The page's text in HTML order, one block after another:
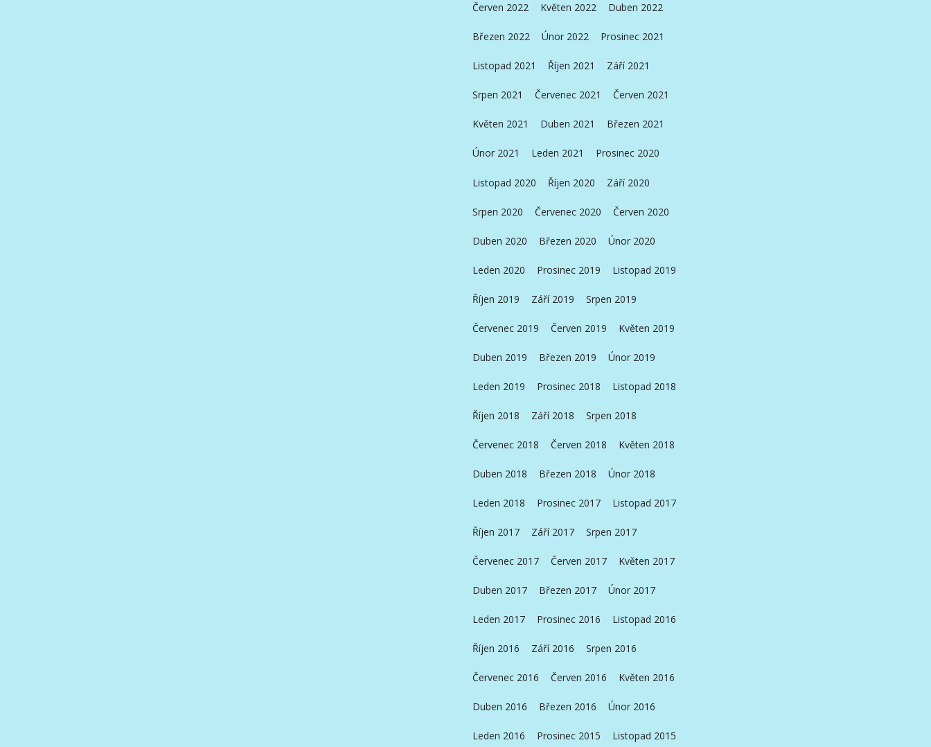
Červen 2022 Květen 2022 Duben 2022
Březen 2022 Únor 2022 Prosinec 2021
Listopad 2021 Říjen 2021 Září 2021
Srpen 2021 Červenec 2021 Červen 2021
Květen 2021 Duben 2021 Březen 2021
Únor 2021 Leden 2021 Prosinec 2020
Listopad 2020 Říjen 2020 Září 2020
Srpen 2020 Červenec 2020 Červen 2020
Duben 2020 Březen 2020 Únor 2020
Leden 2020 Prosinec 2019 Listopad 2019
Říjen 2019 Září 2019 Srpen 2019
Červenec 2019 Červen 2019 Květen 2019
Duben 2019 Březen 2019 Únor 2019
Leden 2019 Prosinec 2018 Listopad 2018
Říjen 2018 Září 2018 Srpen 2018
Červenec 2018 Červen 2018 Květen 2018
Duben 2018 Březen 2018 Únor 2018
Leden 2018 Prosinec 2017 Listopad 2017
Říjen 2017 Září 2017 Srpen 2017
Červenec 2017 Červen 2017 Květen 2017
Duben 2017 Březen 2017 Únor 2017
Leden 2017 Prosinec 2016 Listopad 2016
Říjen 2016 Září 2016 Srpen 2016
Červenec 2016 Červen 2016 Květen 2016
Duben 2016 Březen 2016 Únor 2016
Leden 2016 Prosinec 2015 Listopad 2015